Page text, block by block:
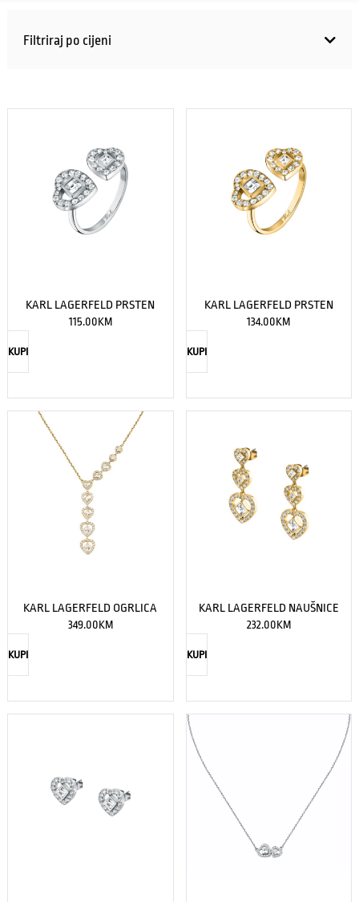
Filtriraj po cijeni
KARL LAGERFELD PRSTEN
115.00KM
KUPI
KARL LAGERFELD PRSTEN
134.00KM
KUPI
KARL LAGERFELD OGRLICA
349.00KM
KUPI
KARL LAGERFELD NAUŠNICE
232.00KM
KUPI